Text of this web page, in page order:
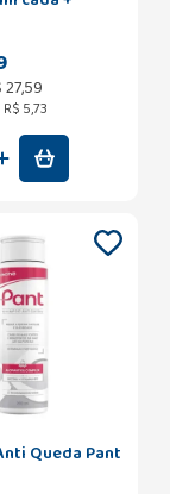
27,59
R$ 5,73
Queda Pant